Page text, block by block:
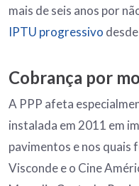
mais de seis anos por
IPTU progressivo
Cobrança por
A PPP afeta
instalada em 2011 em
pavimentos e nos quais
Visconde e o Cine